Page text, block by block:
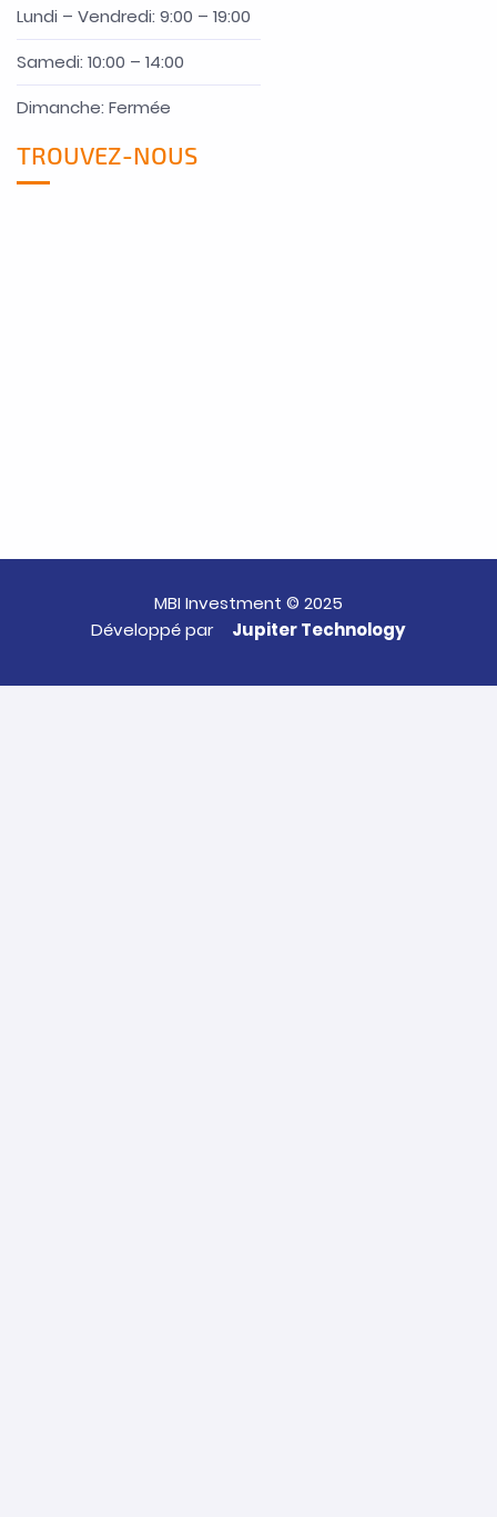
Lundi – Vendredi: 9:00 – 19:00
Samedi: 10:00 – 14:00
Dimanche: Fermée
TROUVEZ-NOUS
MBI Investment © 2025
Développé par
Jupiter Technology